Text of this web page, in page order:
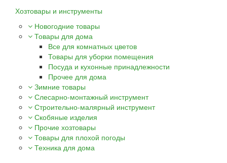
Хозтовары и инструменты
Новогодние товары
Товары для дома
Все для комнатных цветов
Товары для уборки помещения
Посуда и кухонные принадлежности
Прочее для дома
Зимние товары
Слесарно-монтажный инструмент
Строительно-малярный инструмент
Скобяные изделия
Прочие хозтовары
Товары для плохой погоды
Техника для дома